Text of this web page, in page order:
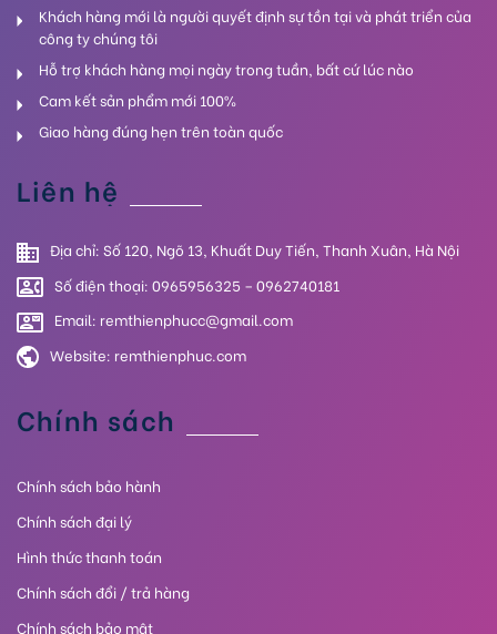
Khách hàng mới là người quyết định sự tồn tại và phát triển của
công ty chúng tôi
Hỗ trợ khách hàng mọi ngày trong tuần, bất cứ lúc nào
Cam kết sản phẩm mới 100%
Giao hàng đúng hẹn trên toàn quốc
Liên hệ
Địa chỉ: Số 120, Ngõ 13, Khuất Duy Tiến, Thanh Xuân, Hà Nội
Số điện thoại: 0965956325 – 0962740181
Email: remthienphucc@gmail.com
Website: remthienphuc.com
Chính sách
Chính sách bảo hành
Chính sách đại lý
Hình thức thanh toán
Chính sách đổi / trả hàng
Chính sách bảo mật